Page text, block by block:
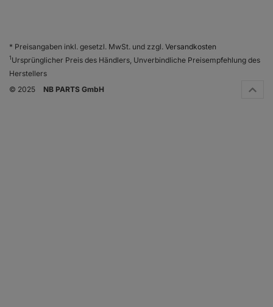
* Preisangaben inkl. gesetzl. MwSt. und zzgl. Versandkosten
1Ursprünglicher Preis des Händlers, Unverbindliche Preisempfehlung des
Herstellers
© 2025
NB PARTS GmbH